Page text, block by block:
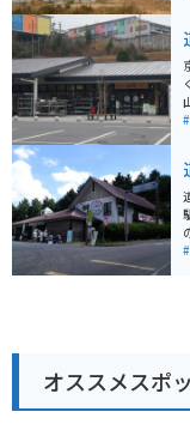
オススメスポ